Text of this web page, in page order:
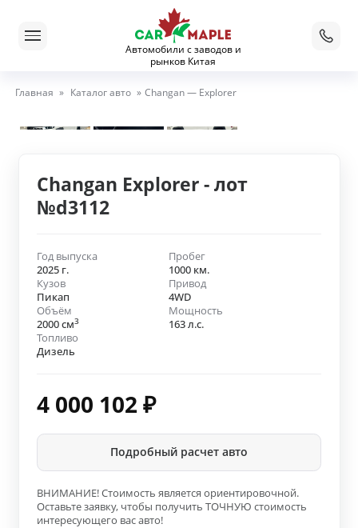
Автомобили с заводов и
рынков Китая
Главная » Каталог авто » Changan — Explorer
Changan Explorer - лот
№d3112
Год выпуска
2025 г.
Пробег
1000 км.
Кузов
Пикап
Привод
4WD
Объём
2000 см3
Мощность
163 л.с.
Топливо
Дизель
4 000 102 ₽
Подробный расчет авто
ВНИМАНИЕ! Стоимость является ориентировочной.
Оставьте заявку, чтобы получить ТОЧНУЮ стоимость
интересующего вас авто!